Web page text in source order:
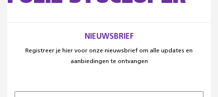
NIEUWSBRIEF
Registreer je hier voor onze nieuwsbrief om alle updates en
aanbiedingen te ontvangen